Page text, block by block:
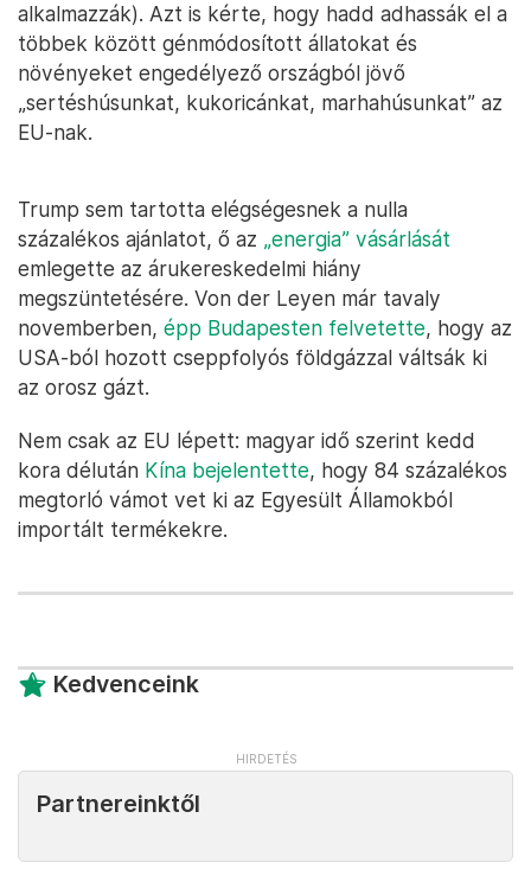
alkalmazzák). Azt is kérte, hogy hadd adhassák el a
többek között génmódosított állatokat és
növényeket engedélyező országból jövő
„sertéshúsunkat, kukoricánkat, marhahúsunkat” az
EU-nak.
Trump sem tartotta elégségesnek a nulla
százalékos ajánlatot, ő az „energia” vásárlását
emlegette az árukereskedelmi hiány
megszüntetésére. Von der Leyen már tavaly
novemberben, épp Budapesten felvetette, hogy az
USA-ból hozott cseppfolyós földgázzal váltsák ki
az orosz gázt.
Nem csak az EU lépett: magyar idő szerint kedd
kora délután Kína bejelentette, hogy 84 százalékos
megtorló vámot vet ki az Egyesült Államokból
importált termékekre.
Kedvenceink
Partnereinktől